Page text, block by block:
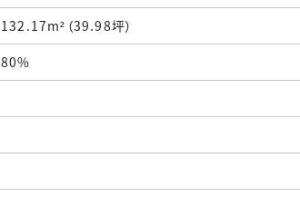
132.17m²（39.98坪）
80%